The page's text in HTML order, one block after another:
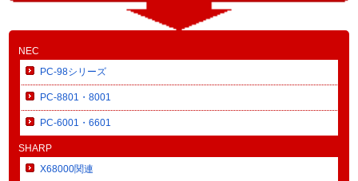
NEC
PC-98シリーズ
PC-8801・8001
PC-6001・6601
SHARP
X68000関連